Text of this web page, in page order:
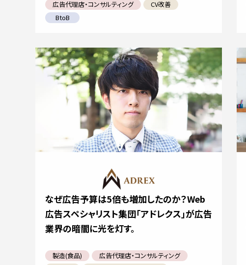
広告代理店・コンサルティング
CV改善
BtoB
なぜ広告予算は5倍も増加したのか？Web
広告スペシャリスト集団「アドレクス」が広告
業界の暗闇に光を灯す。
製造(食品)
広告代理店・コンサルティング